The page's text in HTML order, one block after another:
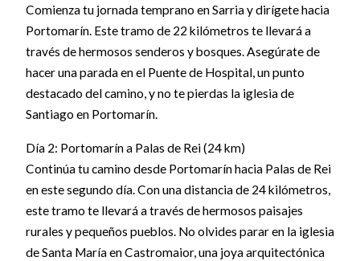
Comienza tu jornada temprano en Sarria y dirígete hacia
Portomarín. Este tramo de 22 kilómetros te llevará a
través de hermosos senderos y bosques. Asegúrate de
hacer una parada en el Puente de Hospital, un punto
destacado del camino, y no te pierdas la iglesia de
Santiago en Portomarín.
Día 2: Portomarín a Palas de Rei (24 km)
Continúa tu camino desde Portomarín hacia Palas de Rei
en este segundo día. Con una distancia de 24 kilómetros,
este tramo te llevará a través de hermosos paisajes
rurales y pequeños pueblos. No olvides parar en la iglesia
de Santa María en Castromaior, una joya arquitectónica